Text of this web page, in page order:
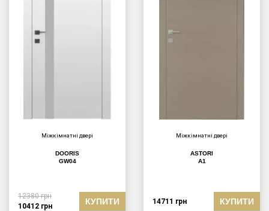
Міжкімнатні двері
DOORIS
GW04
12380грн
10412 грн КУПИТИ
Міжкімнатні двері
ASTORI
A1
14711 грн КУПИТИ